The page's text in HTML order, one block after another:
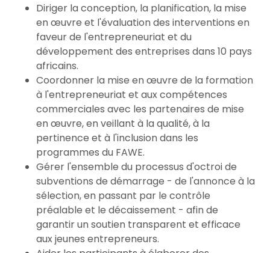
Diriger la conception, la planification, la mise
en œuvre et l'évaluation des interventions en
faveur de l'entrepreneuriat et du
développement des entreprises dans 10 pays
africains.
Coordonner la mise en œuvre de la formation
à l'entrepreneuriat et aux compétences
commerciales avec les partenaires de mise
en œuvre, en veillant à la qualité, à la
pertinence et à l'inclusion dans les
programmes du FAWE.
Gérer l'ensemble du processus d'octroi de
subventions de démarrage - de l'annonce à la
sélection, en passant par le contrôle
préalable et le décaissement - afin de
garantir un soutien transparent et efficace
aux jeunes entrepreneurs.